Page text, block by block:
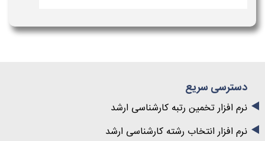
دسترسی سریع
نرم افزار تخمین رتبه کارشناسی ارشد
نرم افزار انتخاب رشته کارشناسی ارشد